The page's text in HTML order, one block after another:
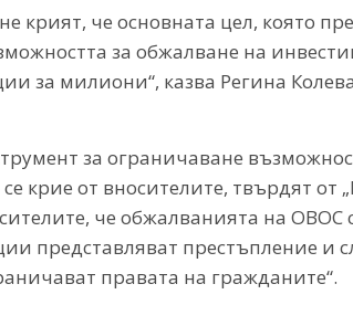
крият, че основната цел, която
за обжалване на
за милиони“, казва Регина
за ограничаване
крие от вносителите, твърдят от
че обжалванията на ОВОС
представляват престъпление и
правата на гражданите“.